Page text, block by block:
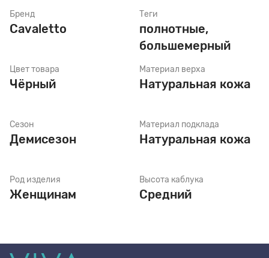
Бренд
Cavaletto
Цвет товара
Чёрный
Сезон
Демисезон
Род изделия
Женщинам
Теги
полнотные,
большемерный
Материал верха
Натуральная кожа
Материал подклада
Натуральная кожа
Высота каблука
Средний
Шнурки
Щетки